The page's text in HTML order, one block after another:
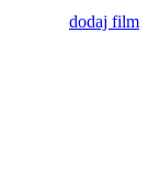
dodaj film